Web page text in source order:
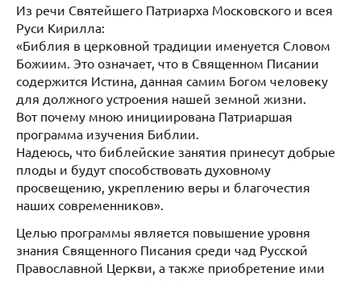
Из речи Святейшего Патриарха Московского и всея
Руси Кирилла:
«Библия в церковной традиции именуется Словом
Божиим. Это означает, что в Священном Писании
содержится Истина, данная самим Богом человеку
для должного устроения нашей земной жизни.
Вот почему мною инициирована Патриаршая
программа изучения Библии.
Надеюсь, что библейские занятия принесут добрые
плоды и будут способствовать духовному
просвещению, укреплению веры и благочестия
наших современников».
Целью программы является повышение уровня
знания Священного Писания среди чад Русской
Православной Церкви, а также приобретение ими